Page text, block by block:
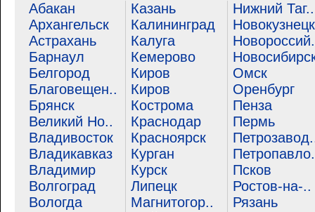
Абакан
Архангельск
Астрахань
Барнаул
Белгород
Благовещен..
Брянск
Великий Но..
Владивосток
Владикавказ
Владимир
Волгоград
Вологда
Казань
Калининград
Калуга
Кемерово
Киров
Киров
Кострома
Краснодар
Красноярск
Курган
Курск
Липецк
Магнитогор..
Нижний Таг..
Новокузнецк
Омск
Оренбург
Пенза
Пермь
Псков
Ростов-на-..
Рязань